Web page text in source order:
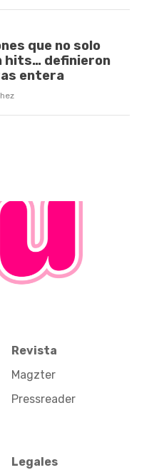
que no solo
hits… definieron
entera
Revista
Magzter
Pressreader
Legales